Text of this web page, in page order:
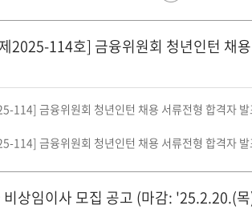
2025-114호] 금융위원회 청년인턴 채
114] 금융위원회 청년인턴 채용 서류전형 합격자
114] 금융위원회 청년인턴 채용 서류전형 합격자
상임이사 모집 공고 (마감: '25.2.20.(